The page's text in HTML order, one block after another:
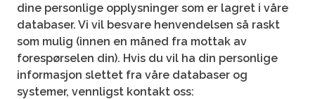
dine personlige opplysninger som er lagret i våre
databaser. Vi vil besvare henvendelsen så raskt
som mulig (innen en måned fra mottak av
forespørselen din). Hvis du vil ha din personlige
informasjon slettet fra våre databaser og
systemer, vennligst kontakt oss: